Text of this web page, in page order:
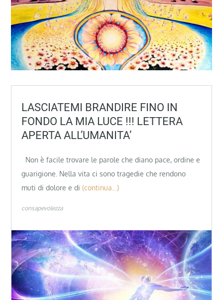
LASCIATEMI BRANDIRE FINO IN
FONDO LA MIA LUCE !!! LETTERA
APERTA ALL’UMANITA’
Non è facile trovare le parole che diano pace, ordine e
guarigione. Nella vita ci sono tragedie che rendono
muti di dolore e di (continua…)
consapevolezza